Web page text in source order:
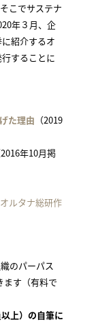
こでサステナ
年３月、企
紹介するオ
することに
た理由 （2019
年10月掲
オルタナ総研作
のパーパス
ます（有料で
上）の自筆に